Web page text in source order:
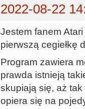
2022-08-22
Jestem fanem
pierwszą cegiełkę
Program zawiera
prawda istnieją
skupiają się, aż tak
opiera się na